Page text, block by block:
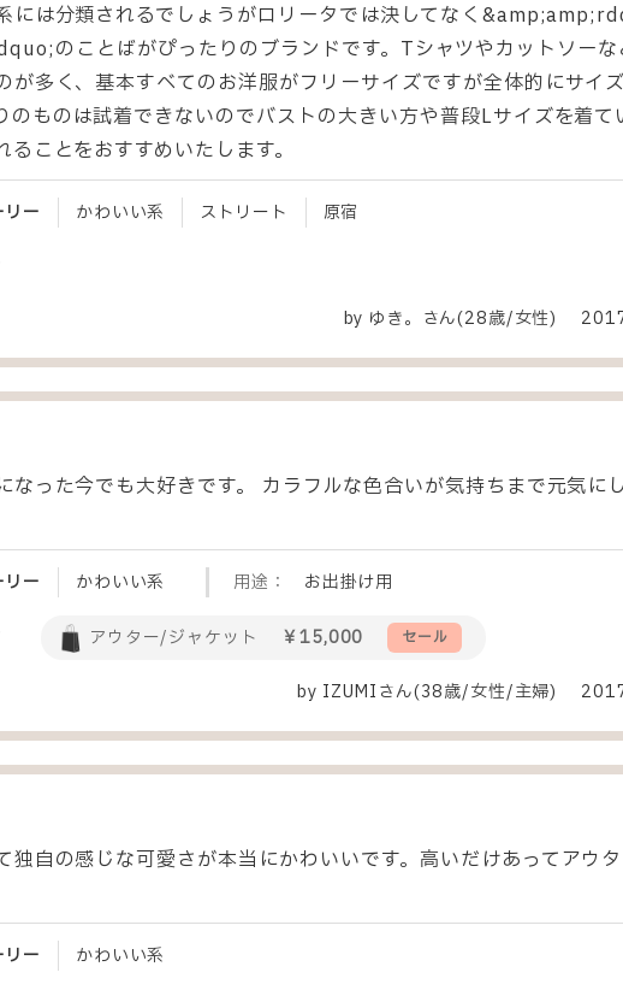
には分類されるでしょうがロリータでは決してなく
のことばがぴったりのブランドです。Tシャツやカットソーな
が多く、基本すべてのお洋服がフリーサイズですが全体的にサイ
のものは試着できないのでバストの大きい方や普段Lサイズを着て
ことをおすすめいたします。
ー かわいい系 ストリート 原宿
by ゆき。 さん(28歳/女性)
なった今でも大好きです。 カラフルな色合いが気持ちまで元気に
ー かわいい系 用途： お出掛け用
アウター/ジャケット ￥15,000 セール
by IZUMIさん(38歳/女性/主婦)
独自の感じな可愛さが本当にかわいいです。高いだけあってアウ
ー かわいい系